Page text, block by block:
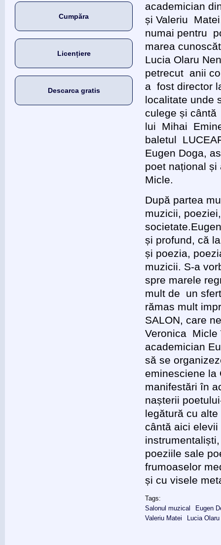
Cumpăra
Licențiere
Descarca gratis
academician
și Valeriu
numai pentru
marea
Lucia Olaru
petrecut anii
a fost director
localitate unde
culege și cântă
lui Mihai
baletul
Eugen Doga,
poet național
Micle.
După partea
muzicii,
și profund, că
și poezia,
muzicii. S-a
spre marele
mult de un
rămas mult
SALON, care
Veronica Micle
academician
să se
eminesciene la
manifestări în
nașterii
legătură cu
cântă aici
poeziile sale
frumoaselor
și cu visele
Tags:
Salonul muzical
Eugen
Valeriu Matei
Lucia